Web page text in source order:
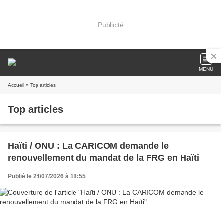
Publicité
MENU
Accueil » Top articles
Top articles
Haïti / ONU : La CARICOM demande le
renouvellement du mandat de la FRG en Haïti
Publié le 24/07/2026 à 18:55